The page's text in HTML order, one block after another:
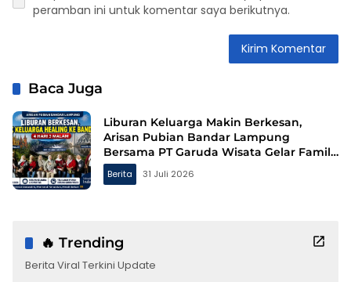
peramban ini untuk komentar saya berikutnya.
Baca Juga
Liburan Keluarga Makin Berkesan,
Arisan Pubian Bandar Lampung
Bersama PT Garuda Wisata Gelar Family
Gathering ke Bandung
Berita 31 Juli 2026
🔥 Trending
Berita Viral Terkini Update